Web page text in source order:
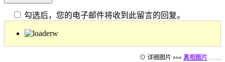
勾选后，您的电子邮件将收到此留言的回复。
⊙ 详细图片 »»» 真相图片 ……